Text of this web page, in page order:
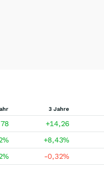
3 Jahre
+14,26
% +8,43%
% -0,32%